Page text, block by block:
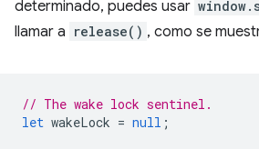
determinado, puedes usar
llamar a release() , como se
// The wake lock sentinel.
let wakeLock = null ;